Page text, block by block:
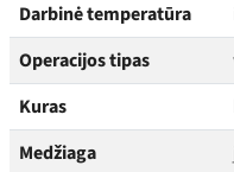
Darbinė temperatūra
Operacijos tipas
Kuras
Medžiaga